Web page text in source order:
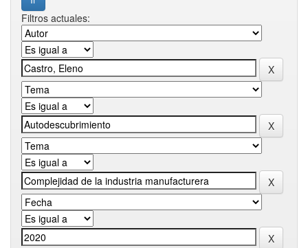
Filtros actuales: